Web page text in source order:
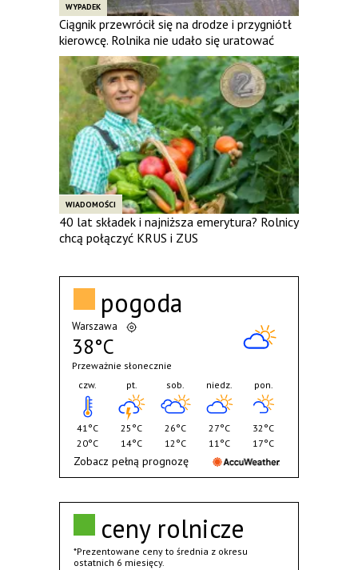
WYPADEK
Ciągnik przewrócił się na drodze i przygniótł
kierowcę. Rolnika nie udało się uratować
WIADOMOŚCI
40 lat składek i najniższa emerytura? Rolnicy
chcą połączyć KRUS i ZUS
ceny rolnicze
*Prezentowane ceny to średnia z okresu
ostatnich 6 miesięcy.
pogoda
Warszawa
38°C
Przeważnie słonecznie
czw.
41°C
20°C
pt.
25°C
14°C
sob.
26°C
12°C
niedz.
27°C
11°C
pon.
32°C
17°C
Zobacz pełną prognozę